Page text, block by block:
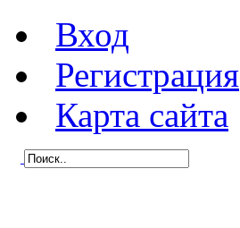
Вход
Регистрация
Карта сайта